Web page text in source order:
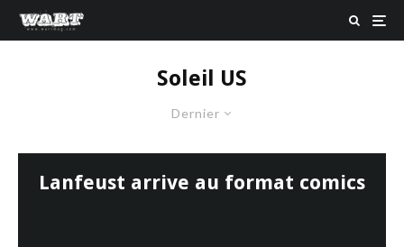
Soleil US
Dernier
Lanfeust arrive au format comics